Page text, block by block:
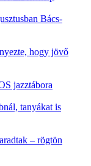
Bács-
hogy jövő
jazztábora
tanyákat is
– rögtön